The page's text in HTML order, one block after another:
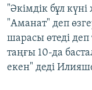
"Әкімдік бұл
"Аманат" деп
шарасы өтеді
таңғы 10-да
екен" деді